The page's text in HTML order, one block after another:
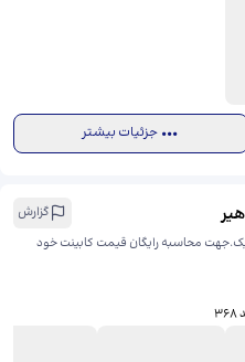
جزئیات بیشتر
گزارش
یک.جهت محاسبه رایگان قیمت کابینت خود